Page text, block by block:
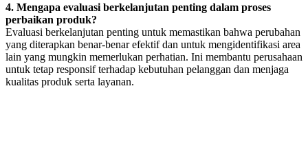
4. Mengapa evaluasi berkelanjutan penting dalam proses
perbaikan produk?
Evaluasi berkelanjutan penting untuk memastikan bahwa perubahan
yang diterapkan benar-benar efektif dan untuk mengidentifikasi area
lain yang mungkin memerlukan perhatian. Ini membantu perusahaan
untuk tetap responsif terhadap kebutuhan pelanggan dan menjaga
kualitas produk serta layanan.